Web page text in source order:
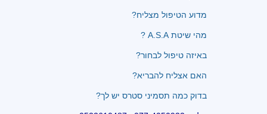
מדוע הטיפול מצליח?
מהי שיטת A.S.A ?
באיזה טיפול לבחור?
האם אצליח להבריא?
בדוק כמה תסמיני סטרס יש לך?